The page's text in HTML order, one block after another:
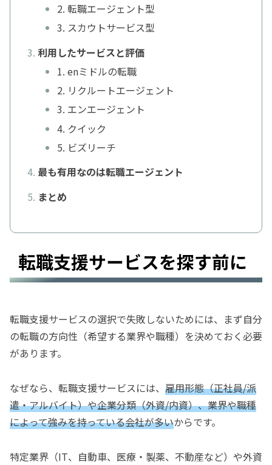
2. 転職エージェント型
3. スカウトサービス型
利用したサービスと評価
1. enミドルの転職
2. リクルートエージェント
3. エンエージェント
4. クイック
5. ビズリーチ
最も有用なのは転職エージェント
まとめ
転職支援サービスを探す前に
転職支援サービスの選択で失敗しないためには、まず自分
の転職の方向性（希望する業界や職種）を決めておく必要
があります。
なぜなら、転職支援サービスには、 雇用形態（正社員/派
遣・アルバイト）や企業分類（外資/内資）、業界や職種
によって強みを持っている会社が多いからです。
特定業界（IT、自動車、医療・製薬、不動産など）や外資